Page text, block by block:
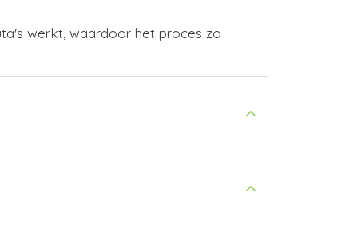
werkt, waardoor het proces zo